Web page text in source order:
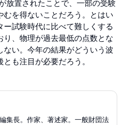
放置されたことで、一部の受験
むを得ないことだろう。とはい
ー試験時代に比べて難しくする
り、物理が過去最低の点数とな
ない。今年の結果がどういう波
も注目が必要だろう。
編集長。作家、著述家。一般財団法